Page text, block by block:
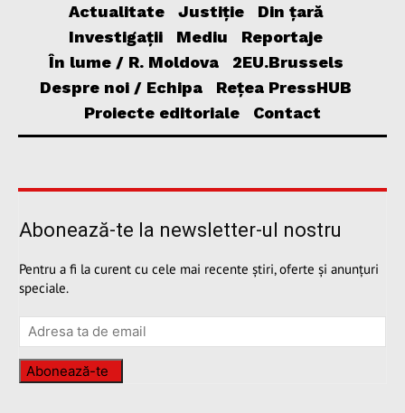
Actualitate Justiție
Din țară
Investigații
Mediu
Reportaje
În lume / R. Moldova
2EU.Brussels
Despre noi / Echipa
Rețea PressHUB
Proiecte editoriale
Contact
Abonează-te la newsletter-ul nostru
Pentru a fi la curent cu cele mai recente știri, oferte și anunțuri
speciale.
Abonează-te